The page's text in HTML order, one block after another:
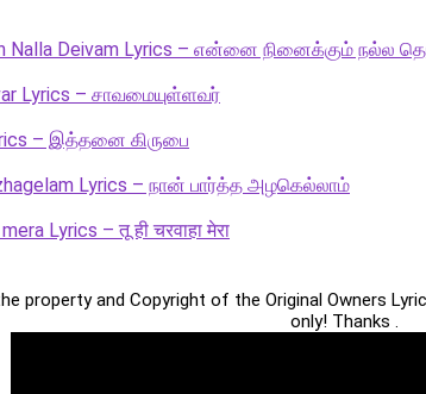
Nalla Deivam Lyrics – என்னை நினைக்கும் நல்ல
Lyrics – சாவமையுள்ளவர்
– இத்தனை கிருபை
Lyrics – நான் பார்த்த அழகெல்லாம்
Lyrics – तू ही चरवाहा मेरा
property and Copyright of the Original Owners
only! Thanks .